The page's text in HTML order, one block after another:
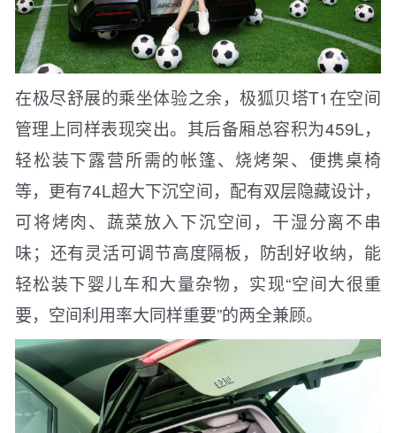
在极尽舒展的乘坐体验之余，极狐贝塔T1在空间
管理上同样表现突出。其后备厢总容积为459L，
轻松装下露营所需的帐篷、烧烤架、便携桌椅
等，更有74L超大下沉空间，配有双层隐藏设计，
可将烤肉、蔬菜放入下沉空间，干湿分离不串
味；还有灵活可调节高度隔板，防刮好收纳，能
轻松装下婴儿车和大量杂物，实现“空间大很重
要，空间利用率大同样重要”的两全兼顾。